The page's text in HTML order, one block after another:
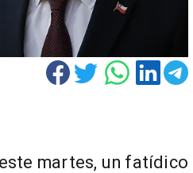
martes, un fatídico